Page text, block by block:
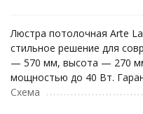
Люстра потолочная Arte
стильное решение для
— 570 мм, высота — 270
мощностью до 40 Вт.
Схема